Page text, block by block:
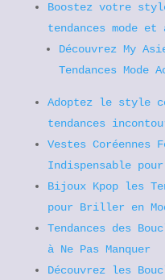
Boostez votre
tendances mode et
Découvrez My
Tendances Mode
Adoptez le style
tendances
Vestes Coréennes
Indispensable
Bijoux Kpop les
pour Briller en
Tendances des
à Ne Pas Manquer
Découvrez les